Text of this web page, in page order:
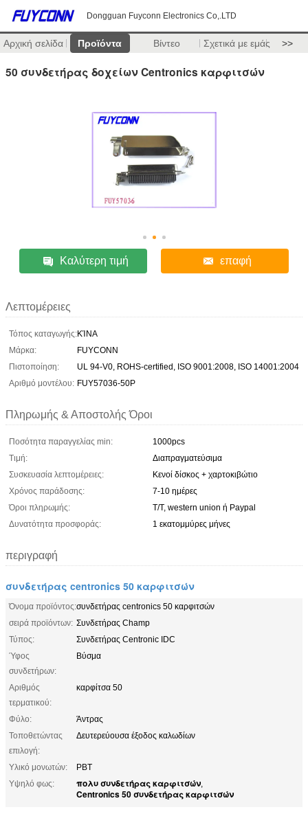
Dongguan Fuyconn Electronics Co,.LTD
Αρχική σελίδα Προϊόντα Βίντεο Σχετικά με εμάς >>
50 συνδετήρας δοχείων Centronics καρφιτσών
Καλύτερη τιμή επαφή
Λεπτομέρειες
Τόπος καταγωγής:ΚΊΝΑ
Μάρκα:
FUYCONN
Πιστοποίηση:
UL 94-V0, ROHS-certified, ISO 9001:2008, ISO 14001:2004
Αριθμό μοντέλου: FUY57036-50P
Πληρωμής & Αποστολής Όροι
Ποσότητα παραγγελίας min:
1000pcs
Τιμή:
Διαπραγματεύσιμα
Συσκευασία λεπτομέρειες:
Κενοί δίσκος + χαρτοκιβώτιο
Χρόνος παράδοσης:
7-10 ημέρες
Όροι πληρωμής:
T/T, western union ή Paypal
Δυνατότητα προσφοράς:
1 εκατομμύρες μήνες
περιγραφή
συνδετήρας centronics 50 καρφιτσών
Όνομα προϊόντος:συνδετήρας centronics 50 καρφιτσών
σειρά προϊόντων: Συνδετήρας Champ
Τύπος:
Συνδετήρας Centronic IDC
Ύφος
συνδετήρων:
Βύσμα
Αριθμός
τερματικού:
καρφίτσα 50
Φύλο:
Άντρας
Τοποθετώντας
επιλογή:
Δευτερεύουσα έξοδος καλωδίων
Υλικό μονωτών:
PBT
Υψηλό φως:
πολυ συνδετήρας καρφιτσών,
Centronics 50 συνδετήρας καρφιτσών